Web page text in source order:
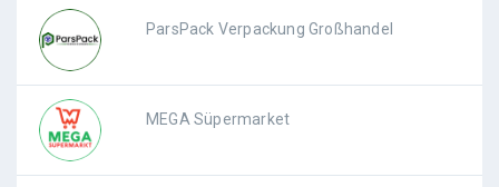
ParsPack Verpackung Großhandel
MEGA Süpermarket